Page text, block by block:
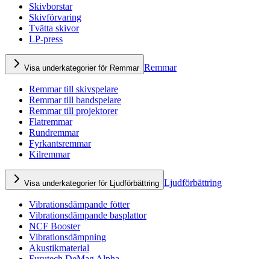
Skivborstar
Skivförvaring
Tvätta skivor
LP-press
Visa underkategorier för Remmar Remmar
Remmar till skivspelare
Remmar till bandspelare
Remmar till projektorer
Flatremmar
Rundremmar
Fyrkantsremmar
Kilremmar
Visa underkategorier för Ljudförbättring Ljudförbättring
Vibrationsdämpande fötter
Vibrationsdämpande basplattor
NCF Booster
Vibrationsdämpning
Akustikmaterial